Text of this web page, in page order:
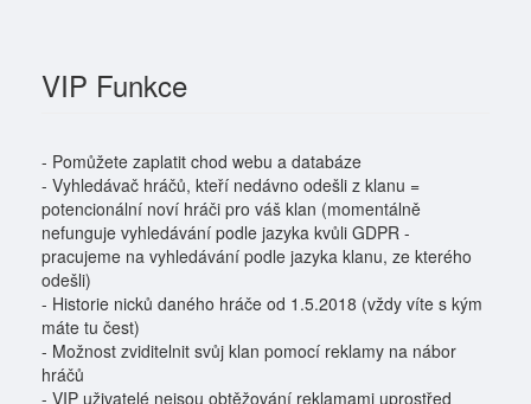
VIP Funkce
- Pomůžete zaplatit chod webu a databáze
- Vyhledávač hráčů, kteří nedávno odešli z klanu =
potencionální noví hráči pro váš klan (momentálně
nefunguje vyhledávání podle jazyka kvůli GDPR -
pracujeme na vyhledávání podle jazyka klanu, ze kterého
odešli)
- Historie nicků daného hráče od 1.5.2018 (vždy víte s kým
máte tu čest)
- Možnost zviditelnit svůj klan pomocí reklamy na nábor
hráčů
- VIP uživatelé nejsou obtěžování reklamami uprostřed